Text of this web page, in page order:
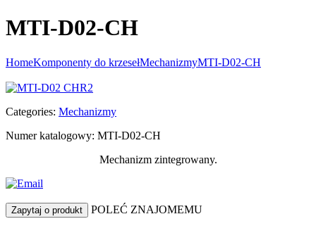
MTI-D02-CH
HomeKomponenty do krzesełMechanizmyMTI-D02-CH
Categories: Mechanizmy
Numer katalogowy: MTI-D02-CH
Mechanizm zintegrowany.
Zapytaj o produkt POLEĆ ZNAJOMEMU